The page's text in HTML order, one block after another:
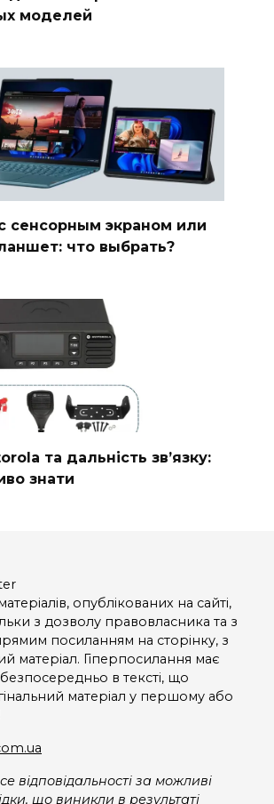
моделей
сенсорным экраном или
что выбрать?
та дальність зв’язку:
знати
опублікованих на сайті,
з дозволу правовласника та з
посиланням на сторінку, з
матеріал. Гіперпосилання має
в тексті, що
матеріал у першому або
відповідальності за можливі
що виникли в результаті